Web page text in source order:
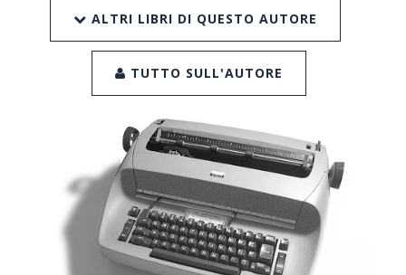
ALTRI LIBRI DI QUESTO AUTORE
TUTTO SULL'AUTORE